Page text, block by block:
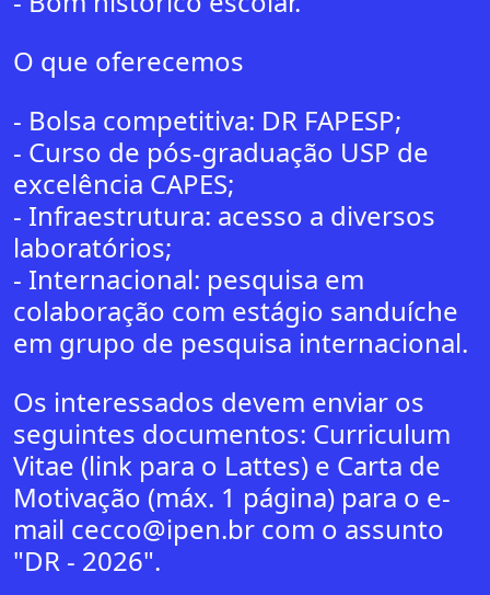
O que oferecemos
- Bolsa competitiva: DR FAPESP;
- Curso de pós-graduação USP de
excelência CAPES;
- Infraestrutura: acesso a diversos
laboratórios;
- Internacional: pesquisa em
colaboração com estágio sanduíche
em grupo de pesquisa internacional.
Os interessados devem enviar os
seguintes documentos: Curriculum
Vitae (link para o Lattes) e Carta de
Motivação (máx. 1 página) para o e-
mail cecco@ipen.br com o assunto
"DR - 2026".